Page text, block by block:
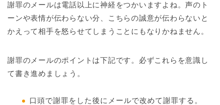
謝罪のメールは電話以上に神経をつかいますよね。声のト
ーンや表情が伝わらない分、こちらの誠意が伝わらないと
かえって相手を怒らせてしまうことにもなりかねません。
謝罪のメールのポイントは下記です。必ずこれらを意識し
て書き進めましょう。
口頭で謝罪をした後にメールで改めて謝罪する。